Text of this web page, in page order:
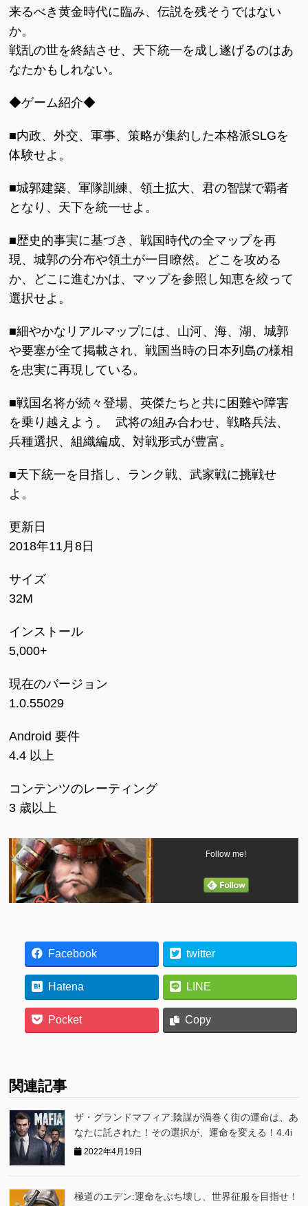
来るべき黄金時代に臨み、伝説を残そうではない
か。
戦乱の世を終結させ、天下統一を成し遂げるのはあ
なたかもしれない。
◆ゲーム紹介◆
■内政、外交、軍事、策略が集約した本格派SLGを
体験せよ。
■城郭建築、軍隊訓練、領土拡大、君の智謀で覇者
となり、天下を統一せよ。
■歴史的事実に基づき、戦国時代の全マップを再
現、城郭の分布や領土が一目瞭然。どこを攻める
か、どこに進むかは、マップを参照し知恵を絞って
選択せよ。
■細やかなリアルマップには、山河、海、湖、城郭
や要塞が全て掲載され、戦国当時の日本列島の様相
を忠実に再現している。
■戦国名将が続々登場、英傑たちと共に困難や障害
を乗り越えよう。 武将の組み合わせ、戦略兵法、
兵種選択、組織編成、対戦形式が豊富。
■天下統一を目指し、ランク戦、武家戦に挑戦せ
よ。
更新日
2018年11月8日
サイズ
32M
インストール
5,000+
現在のバージョン
1.0.55029
Android 要件
4.4 以上
コンテンツのレーティング
3 歳以上
Follow me!
Facebook twitter
Hatena LINE
Pocket Copy
関連記事
ザ・グランドマフィア:陰謀が渦巻く街の運命は、あ
なたに託された！その選択が、運命を変える！4.4i
2022年4月19日
極道のエデン:運命をぶち壊し、世界征服を目指せ！